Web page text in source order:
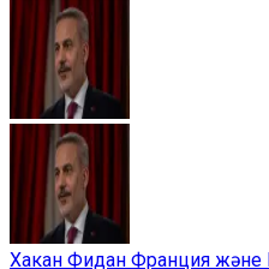
Хакан Фидан Франция және